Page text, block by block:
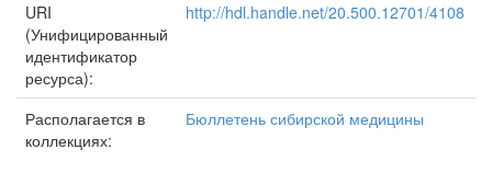
URI
(Унифицированный
идентификатор
ресурса):
http://hdl.handle.net/20.500.12701/4108
Располагается в
коллекциях:
Бюллетень сибирской медицины